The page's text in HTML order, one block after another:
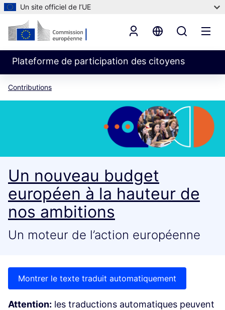
Un site officiel de l’UE
Plateforme de participation des citoyens
Contributions
Un nouveau budget
européen à la hauteur de
nos ambitions
Un moteur de l’action européenne
Montrer le texte traduit automatiquement
Attention: les traductions automatiques peuvent